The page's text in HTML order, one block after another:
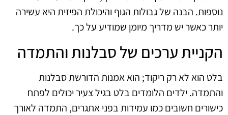
נוספות. הבנה של גבולות הגוף והיכולת הפיזית היא עשירה
יותר כאשר יש מדריך מיומן שמודיע על כך.
הקניית ערכים של סבלנות והתמדה
בלט הוא לא רק ריקוד; הוא אמנות הדורשת סבלנות
והתמדה. ילדים הלומדים בלט בגיל צעיר יכולים לפתח
כישורים חשובים כמו עמידות בפני אתגרים, התמדה לאורך